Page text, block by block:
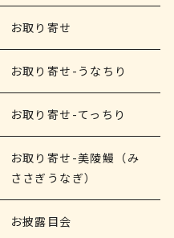
お取り寄せ
お取り寄せ-うなちり
お取り寄せ-てっちり
お取り寄せ-美陵鰻（み
ささぎうなぎ）
お披露目会